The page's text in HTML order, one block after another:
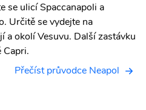
se ulicí Spaccanapoli a
Určitě se vydejte na
a okolí Vesuvu. Další zastávku
Capri.
Přečíst průvodce Neapol